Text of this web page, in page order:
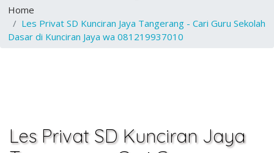
Home
Les Privat SD Kunciran Jaya Tangerang - Cari Guru Sekolah
Dasar di Kunciran Jaya wa 081219937010
Les Privat SD Kunciran Jaya